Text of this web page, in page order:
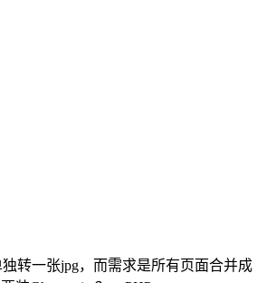
转一张jpg，而需求是所有页面合并成